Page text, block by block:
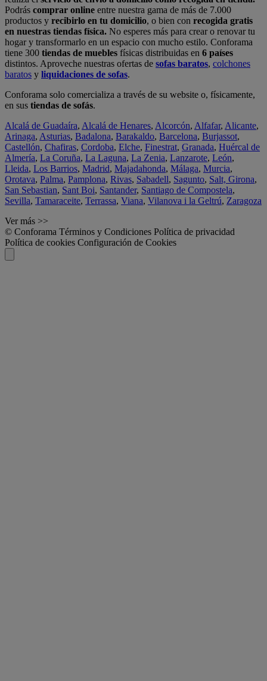
Podrás comprar online entre nuestra gama de más de 7.000
productos y recibirlo en tu domicilio, o bien con recogida gratis
en nuestras tiendas física. No esperes más para crear o renovar tu
hogar y transformarlo en un espacio con mucho estilo. Conforama
tiene 300 tiendas de muebles físicas distribuidas en 6 países
distintos. Aproveche nuestras ofertas de sofas baratos, colchones
baratos y liquidaciones de sofas.
Conforama solo comercializa a través de su website o, físicamente,
en sus tiendas de sofás.
Alcalá de Guadaíra, Alcalá de Henares, Alcorcón, Alfafar, Alicante,
Arinaga, Asturias, Badalona, Barakaldo, Barcelona, Burjassot,
Castellón, Chafiras, Cordoba, Elche, Finestrat, Granada, Huércal de
Almería, La Coruña, La Laguna, La Zenia, Lanzarote, León,
Lleida, Los Barrios, Madrid, Majadahonda, Málaga, Murcia,
Orotava, Palma, Pamplona, Rivas, Sabadell, Sagunto, Salt, Girona,
San Sebastian, Sant Boi, Santander, Santiago de Compostela,
Sevilla, Tamaraceite, Terrassa, Viana, Vilanova i la Geltrú, Zaragoza
Ver más >>
© Conforama Términos y Condiciones Política de privacidad
Política de cookies Configuración de Cookies